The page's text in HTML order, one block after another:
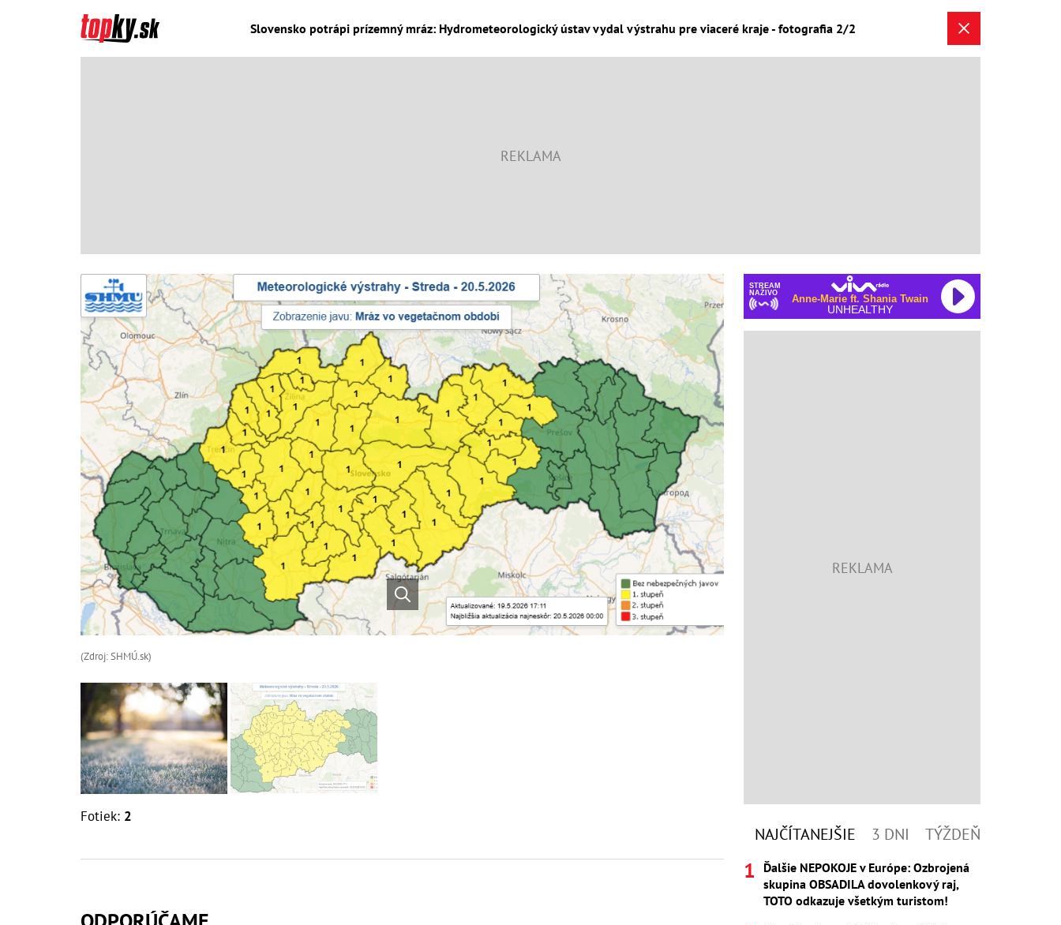
Slovensko potrápi prízemný mráz: Hydrometeorologický ústav vydal výstrahu pre viaceré kraje - fotografia 2/2
(Zdroj: SHMÚ.sk)
Fotiek: 2
STREAM
NAŽIVO
Anne-Marie ft. Shania Twain
UNHEALTHY
NAJČÍTANEJŠIE 3 DNI TÝŽDEŇ
Ďalšie NEPOKOJE v Európe: Ozbrojená
skupina OBSADILA dovolenkový raj,
TOTO odkazuje všetkým turistom!